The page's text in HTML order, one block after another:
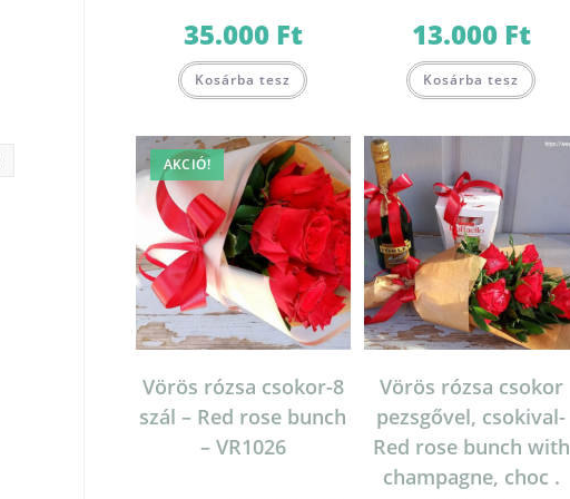
35.000 Ft
Kosárba tesz
13.000 Ft
Kosárba tesz
AKCIÓ!
Vörös rózsa csokor-8
szál – Red rose bunch
– VR1026
Vörös rózsa csokor
pezsgővel, csokival-
Red rose bunch with
champagne, choc .